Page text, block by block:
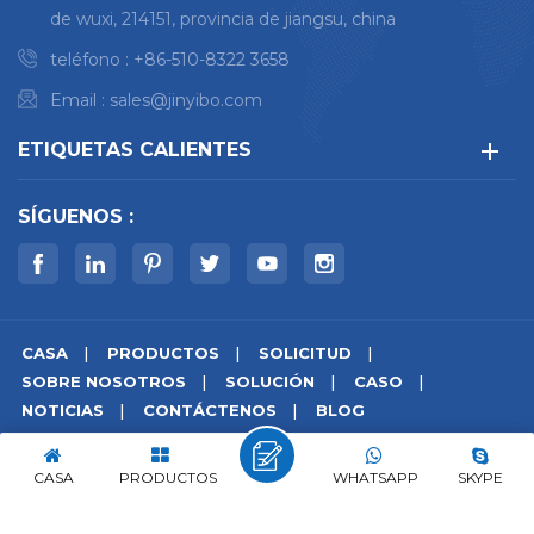
estandarizados Máximo
30+ elementos Análisis de
alto contenido de
nitrógeno (N) 0,03-0,9%
de wuxi, 214151, provincia de jiangsu, china
teléfono : +86-510-8322 3658
Email : sales@jinyibo.com
ETIQUETAS CALIENTES
SÍGUENOS :
CASA PRODUCTOS
SOLICITUD
SOBRE NOSOTROS
SOLUCIÓN
CASO
NOTICIAS
CONTÁCTENOS
BLOG
© derechos de autor © 2026 Wuxi Jinyibo Instrument
Technology Co.,Ltd todos los derechos reservados.
CASA PRODUCTOS SKYPE
WHATSAPP